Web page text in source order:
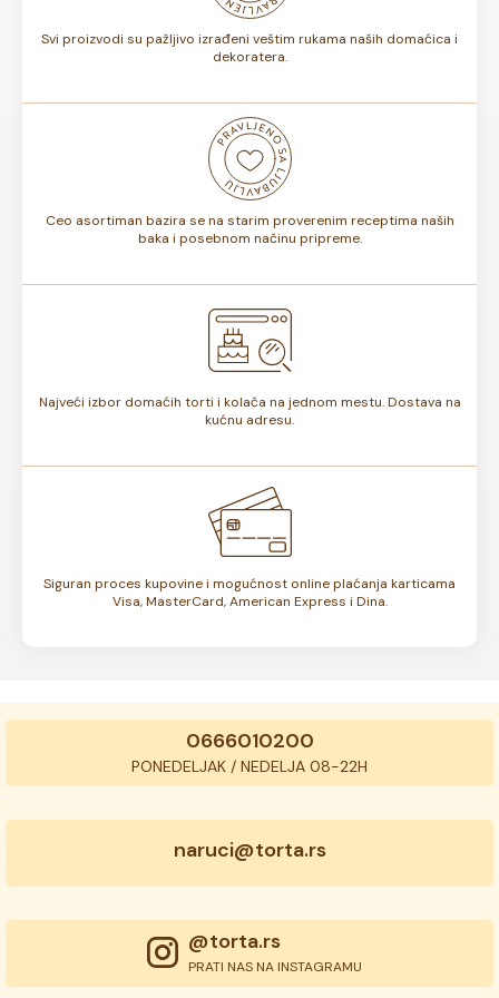
Svi proizvodi su pažljivo izrađeni veštim rukama naših domaćica i
dekoratera.
Ceo asortiman bazira se na starim proverenim receptima naših
baka i posebnom načinu pripreme.
Najveći izbor domaćih torti i kolača na jednom mestu. Dostava na
kućnu adresu.
Siguran proces kupovine i mogućnost online plaćanja karticama
Visa, MasterCard, American Express i Dina.
0666010200
PONEDELJAK / NEDELJA 08-22H
naruci@torta.rs
@torta.rs
PRATI NAS NA INSTAGRAMU